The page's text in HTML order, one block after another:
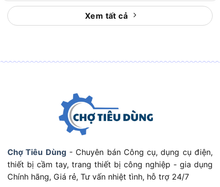
điểm đầu nhờtốc độ không tải 18.000 vòng/phút
và lưu lượng khí tối đa 2,7m³/phút
phù hợp cho bụi khô, mạt cưa nhẹ, lá khô và rác
Điểm cần lưu ý làmáy thường được bán dạng
kiện. Ngược lại, nếu chưa có pin, bạn nên tính
tổng chi phí cả thân máy, pin và sạc trước khi
khi nào nên chọn máy dùng pin thay vì máy dùng
dây?
Xem tất cả
Chợ Tiêu Dùng- Chuyên bán Công cụ, dụng cụ điện,
thiết bị cầm tay, trang thiết bị công nghiệp - gia dụng
Chính hãng, Giá rẻ, Tư vấn nhiệt tình, hỗ trợ 24/7